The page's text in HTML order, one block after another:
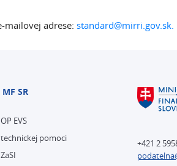
mailovej adrese: standard@mirri.gov.sk.
MF SR
EVS
pomoci
+421 2